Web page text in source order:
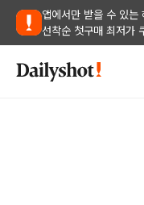
앱에서만 받을 수 있는
선착순 첫구매 최저가